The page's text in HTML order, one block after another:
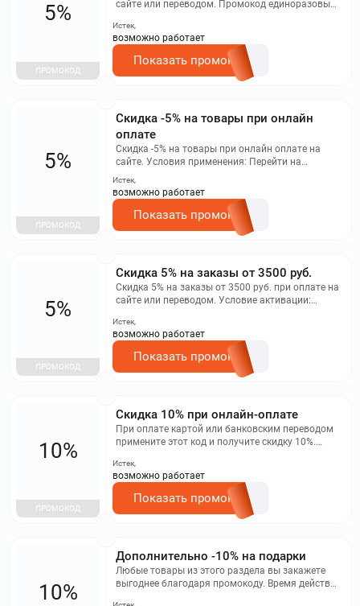
сайте или переводом. Промокод единоразовый.
5%
ПРОМОКОД
Истек,
возможно работает
Показать промокод
​Скидка -5% на товары при онлайн
оплате
Скидка -5% на товары при онлайн оплате на
сайте. Условия применения: Перейти на
страницу https://groupprice.ru/profile/promocodes
При онлайн оплате на сайте. Многократное
использование в период действия.
5%
ПРОМОКОД
Истек,
возможно работает
Показать промокод
​Скидка 5% на заказы от 3500 руб.
Скидка 5% на заказы от 3500 руб. при оплате на
сайте или переводом. Условие активации:
https://groupprice.ru/profile/promocodes,
добавить промокод в поле ввода. Промокод
можно применить единоразово одному клиенту.
Срок действия: 3 дня с момента активации.
5%
ПРОМОКОД
Истек,
возможно работает
Показать промокод
Скидка 10% при онлайн-оплате
При оплате картой или банковским переводом
примените этот код и получите скидку 10%.
раз.
10%
ПРОМОКОД
Истек,
возможно работает
Показать промокод
Дополнительно -10% на подарки
Любые товары из этого раздела вы закажете
выгоднее благодаря промокоду. Время действия
10%